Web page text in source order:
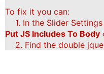
To fix it you can:
1. In the Slider
Put JS Includes To Body
2. Find the double